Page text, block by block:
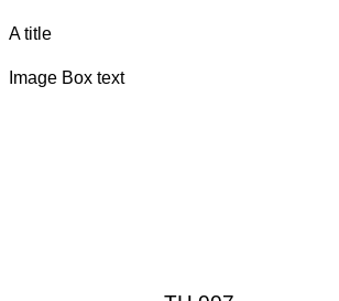
A title
Image Box text